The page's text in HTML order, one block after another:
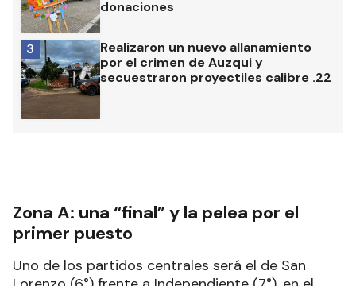
donaciones
Realizaron un nuevo allanamiento
por el crimen de Auzqui y
secuestraron proyectiles calibre .22
3
Zona A: una “final” y la pelea por el
primer puesto
Uno de los partidos centrales será el de San